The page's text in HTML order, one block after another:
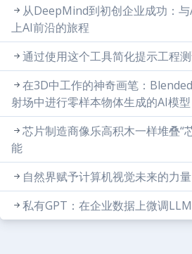
从DeepMind到初创企业成功：
上AI前沿的旅程
通过使用这个工具简化提示工程
在3D中工作的神奇画笔：
射场中进行零样本物体生成的AI模型
芯片制造商像乐高积木一样堆叠“
能
自然界赋予计算机视觉未来的力量
私有GPT：在企业数据上微调LLM